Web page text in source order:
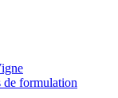
formulation